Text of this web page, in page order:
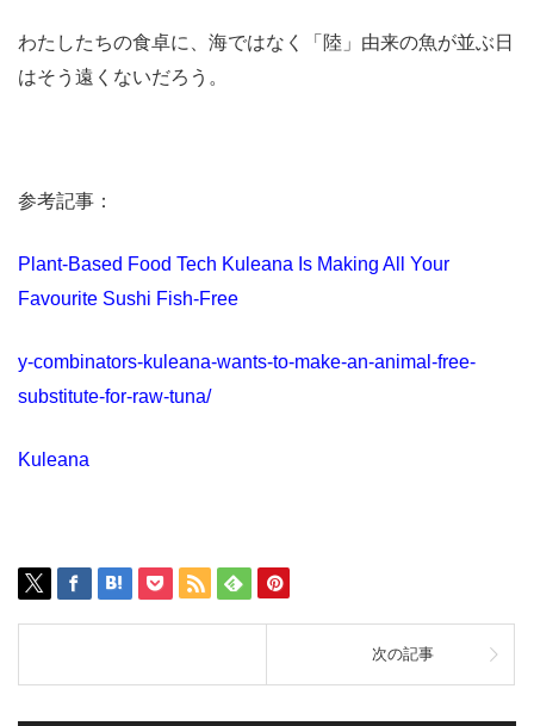
わたしたちの食卓に、海ではなく「陸」由来の魚が並ぶ日
はそう遠くないだろう。
参考記事：
Plant-Based Food Tech Kuleana Is Making All Your
Favourite Sushi Fish-Free
y-combinators-kuleana-wants-to-make-an-animal-free-
substitute-for-raw-tuna/
Kuleana
次の記事